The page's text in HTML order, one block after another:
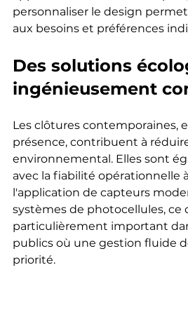
personnaliser le design
aux besoins et préférences
Des solutions
ingénieusement
Les clôtures contemporaines,
présence, contribuent à
environnemental. Elles sont
avec la fiabilité opérationnelle
l'application de capteurs
systèmes de photocellules, ce
particulièrement important
publics où une gestion fluide
priorité.